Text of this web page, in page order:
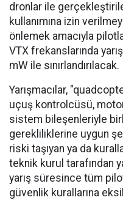
dronlar ile
kullanımına izin
önlemek amacıyla
VTX frekanslarında
mW ile sınırlandırılacak.
Yarışmacılar,
uçuş kontrolcüsü,
sistem bileşenleriyle
gerekliliklerine uygun
riski taşıyan ya da
teknik kurul tarafından
yarış süresince tüm
güvenlik kurallarına